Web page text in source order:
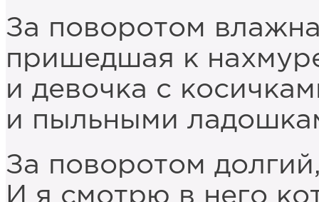
За поворотом
пришедшая к
и девочка с
и пыльными
За поворотом
И я смотрю в него